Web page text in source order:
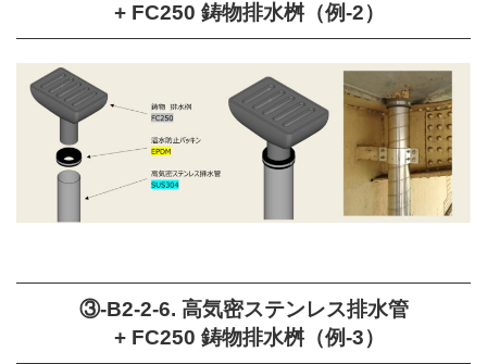
+ FC250 鋳物排水桝（例-2）
③-B2-2-6. 高気密ステンレス排水管
+ FC250 鋳物排水桝（例-3）